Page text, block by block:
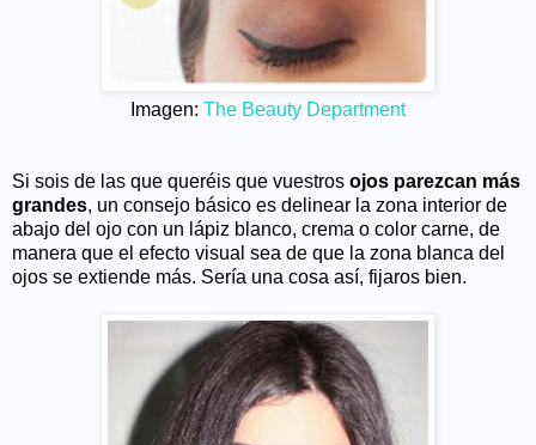
Imagen: The Beauty Department
Si sois de las que queréis que vuestros ojos parezcan más
grandes, un consejo básico es delinear la zona interior de
abajo del ojo con un lápiz blanco, crema o color carne, de
manera que el efecto visual sea de que la zona blanca del
ojos se extiende más. Sería una cosa así, fijaros bien.